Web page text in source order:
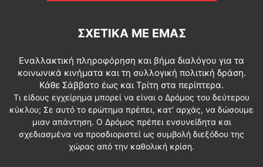
ΣΧΕΤΙΚΆ ΜΕ ΕΜΆΣ
Εναλλακτική πληροφόρηση και βήμα διαλόγου για τα
κοινωνικά κινήματα και τη συλλογική πολιτική δράση.
Κάθε Σάββατο έως και Τρίτη στα περίπτερα.
Τι είδους εγχείρημα μπορεί να είναι ο Δρόμος του δεύτερου
κύκλου; Σε αυτό το ερώτημα πρέπει, κατ’ αρχάς, να δώσουμε
μιαν απάντηση. Ο Δρόμος πρέπει ενσυνείδητα και
σχεδιασμένα να προσδιοριστεί ως συμβολή διεξόδου της
χώρας από την καθολική κρίση.